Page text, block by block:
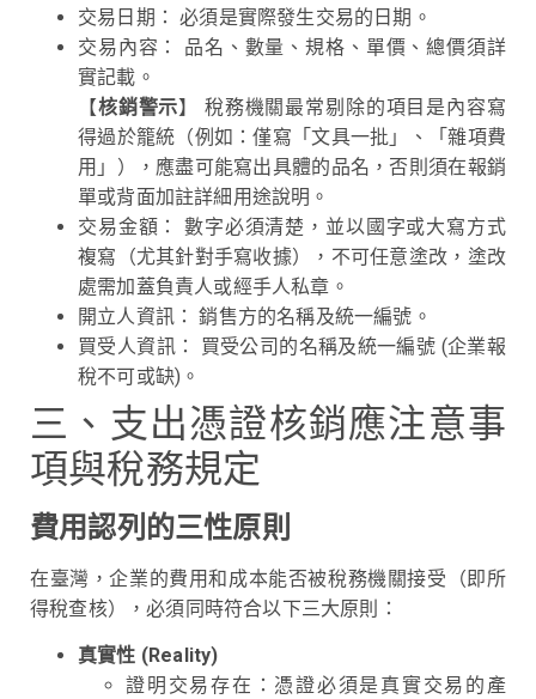
交易日期： 必須是實際發生交易的日期。
交易內容： 品名、數量、規格、單價、總價須詳
實記載。
【核銷警示】 稅務機關最常剔除的項目是內容寫
得過於籠統（例如：僅寫「文具一批」、「雜項費
用」），應盡可能寫出具體的品名，否則須在報銷
單或背面加註詳細用途說明。
交易金額： 數字必須清楚，並以國字或大寫方式
複寫（尤其針對手寫收據），不可任意塗改，塗改
處需加蓋負責人或經手人私章。
開立人資訊： 銷售方的名稱及統一編號。
買受人資訊： 買受公司的名稱及統一編號 (企業報
稅不可或缺)。
三、支出憑證核銷應注意事
項與稅務規定
費用認列的三性原則
在臺灣，企業的費用和成本能否被稅務機關接受（即所
得稅查核），必須同時符合以下三大原則：
真實性 (Reality)
證明交易存在：憑證必須是真實交易的產